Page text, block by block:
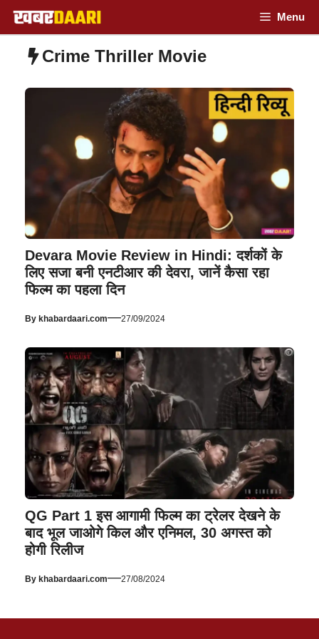
Skip
to
content
Menu
Crime Thriller Movie
Devara Movie Review in Hindi: दर्शकों के
लिए सजा बनी एनटीआर की देवरा, जानें कैसा रहा
फिल्म का पहला दिन
By khabardaari.com—27/09/2024
QG Part 1 इस आगामी फिल्म का ट्रेलर देखने के
बाद भूल जाओगे किल और एनिमल, 30 अगस्त को
होगी रिलीज
By khabardaari.com—27/08/2024